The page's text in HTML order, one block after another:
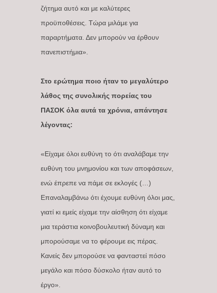
ζήτημα αυτό και με καλύτερες
προϋποθέσεις. Τώρα μιλάμε για
παραρτήματα. Δεν μπορούν να έρθουν
πανεπιστήμια».
Στο ερώτημα ποιο ήταν το μεγαλύτερο
λάθος της συνολικής πορείας του
ΠΑΣΟΚ όλα αυτά τα χρόνια, απάντησε
λέγοντας:
«Είχαμε όλοι ευθύνη το ότι αναλάβαμε την
ευθύνη του μνημονίου και των αποφάσεων,
ενώ έπρεπε να πάμε σε εκλογές (…)
Επαναλαμβάνω ότι έχουμε ευθύνη όλοι μας,
γιατί κι εμείς είχαμε την αίσθηση ότι είχαμε
μια τεράστια κοινοβουλευτική δύναμη και
μπορούσαμε να το φέρουμε εις πέρας.
Κανείς δεν μπορούσε να φανταστεί πόσο
μεγάλο και πόσο δύσκολο ήταν αυτό το
έργο».